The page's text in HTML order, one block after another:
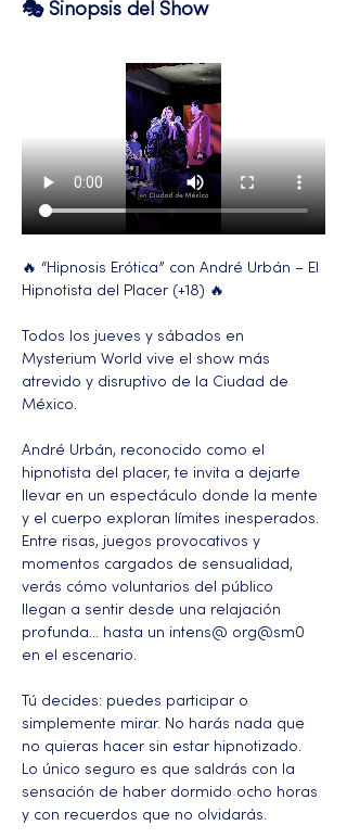
🎭 Sinopsis del Show
🔥 “Hipnosis Erótica” con André Urbán – El
Hipnotista del Placer (+18) 🔥
Todos los jueves y sábados en
Mysterium World vive el show más
atrevido y disruptivo de la Ciudad de
México.
André Urbán, reconocido como el
hipnotista del placer, te invita a dejarte
llevar en un espectáculo donde la mente
y el cuerpo exploran límites inesperados.
Entre risas, juegos provocativos y
momentos cargados de sensualidad,
verás cómo voluntarios del público
llegan a sentir desde una relajación
profunda… hasta un intens@ org@sm0
en el escenario.
Tú decides: puedes participar o
simplemente mirar. No harás nada que
no quieras hacer sin estar hipnotizado.
Lo único seguro es que saldrás con la
sensación de haber dormido ocho horas
y con recuerdos que no olvidarás.